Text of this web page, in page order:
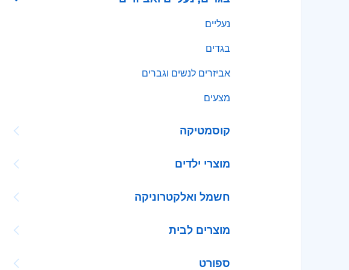
נעליים
בגדים
אביזרים לנשים וגברים
מצעים
קוסמטיקה
מוצרי ילדים
חשמל ואלקטרוניקה
מוצרים לבית
ספורט